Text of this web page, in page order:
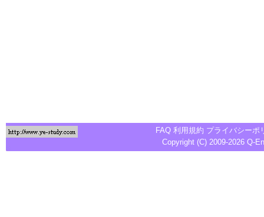
FAQ 利用規約 プライバシーポ
Copyright (C) 2009-2026 Q-